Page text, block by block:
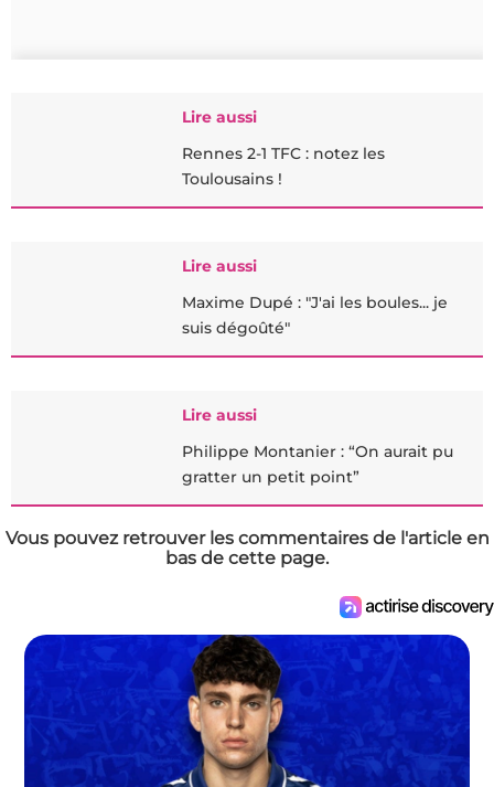
Lire aussi
Rennes 2-1 TFC : notez les
Toulousains !
Lire aussi
Maxime Dupé : "J'ai les boules... je
suis dégoûté"
Lire aussi
Philippe Montanier : “On aurait pu
gratter un petit point”
Vous pouvez retrouver les commentaires de l'article en
bas de cette page.